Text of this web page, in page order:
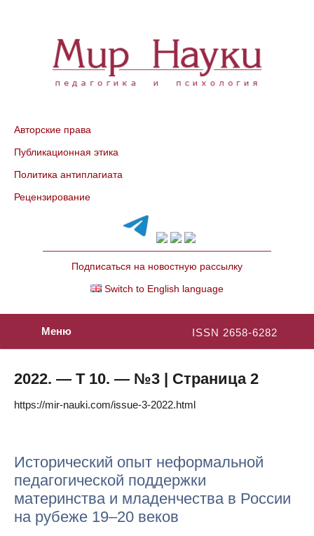
Авторские права
Публикационная этика
Политика антиплагиата
Рецензирование
Подписаться на новостную рассылку
Switch to English language
ISSN 2658-6282
Меню
2022. — Т 10. — №3 | Страница 2
https://mir-nauki.com/issue-3-2022.html
Исторический опыт неформальной
педагогической поддержки
материнства и младенчества в России
на рубеже 19–20 веков